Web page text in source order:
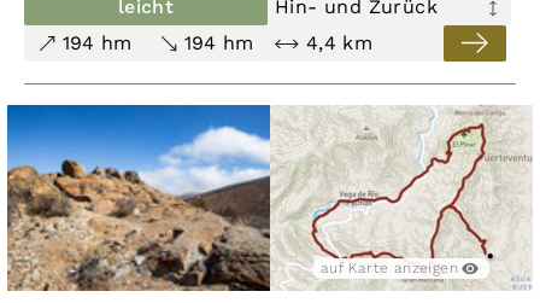
Kämme des Pico Lima, Gran Montaña und Morro
Jorjado führen nette Pfade zum Pass Degollada
Höhenunterschiede überwinden muss.
der Wanderer kann einen der schönsten Ausblicke
auf die Halbinsel Jandia und die Westküste von
Fuerteventura genießen.
leicht
Hin- und Zurück
194 hm
194 hm 4,4 km
auf Karte anzeigen